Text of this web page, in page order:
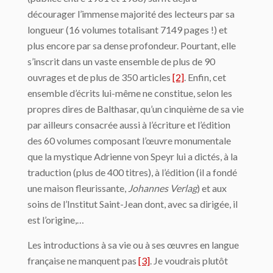
décourager l’immense majorité des lecteurs par sa
longueur (16 volumes totalisant 7149 pages !) et
plus encore par sa dense profondeur. Pourtant, elle
s’inscrit dans un vaste ensemble de plus de 90
ouvrages et de plus de 350 articles [2] . Enfin, cet
ensemble d’écrits lui-même ne constitue, selon les
propres dires de Balthasar, qu’un cinquième de sa vie
par ailleurs consacrée aussi à l’écriture et l’édition
des 60 volumes composant l’œuvre monumentale
que la mystique Adrienne von Speyr lui a dictés, à la
traduction (plus de 400 titres), à l’édition (il a fondé
une maison fleurissante, Johannes Verlag) et aux
soins de l’Institut Saint-Jean dont, avec sa dirigée, il
est l’origine,…
Les introductions à sa vie ou à ses œuvres en langue
française ne manquent pas [3] . Je voudrais plutôt